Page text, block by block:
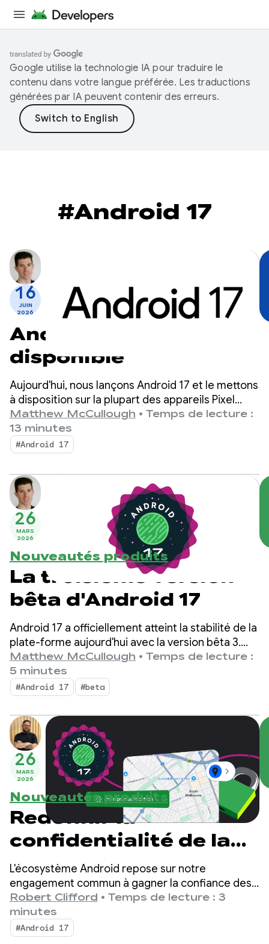
Google utilise la technologie IA pour traduire le
contenu dans votre langue préférée. Les traductions
générées par IA peuvent contenir des erreurs.
#Android 17
16
JUIN
2026
Android 17 est
disponible
Aujourd'hui, nous lançons Android 17 et le mettons
à disposition sur la plupart des appareils Pixel
compatibles. De nouveaux appareils fonctionnant
sous Android 17 seront disponibles dans les mois
à venir.
Matthew McCullough • Temps de lecture :
13 minutes
#Android 17
26
MARS
2026
Nouveautés produits
La troisième version
bêta d'Android 17
Android 17 a officiellement atteint la stabilité de la
plate-forme aujourd'hui avec la version bêta 3.
Cela signifie que la surface de l'API est verrouillée.
Vous pouvez effectuer les tests de compatibilité
finaux et envoyer vos applications ciblées sur
Android 17 au Play Store.
Matthew McCullough • Temps de lecture :
5 minutes
#Android 17 #beta
26
MARS
2026
Nouveautés produits
Redéfinir la
confidentialité de la
localisation :
nouveaux outils et
améliorations pour
Android 17
L'écosystème Android repose sur notre
engagement commun à gagner la confiance des
utilisateurs. Le paysage mobile évolue, tout
comme notre approche de la protection des
informations sensibles.
Robert Clifford • Temps de lecture : 3
minutes
#Android 17